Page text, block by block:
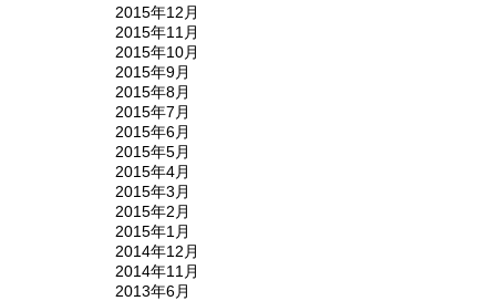
2015年12月
2015年11月
2015年10月
2015年9月
2015年8月
2015年7月
2015年6月
2015年5月
2015年4月
2015年3月
2015年2月
2015年1月
2014年12月
2014年11月
2013年6月